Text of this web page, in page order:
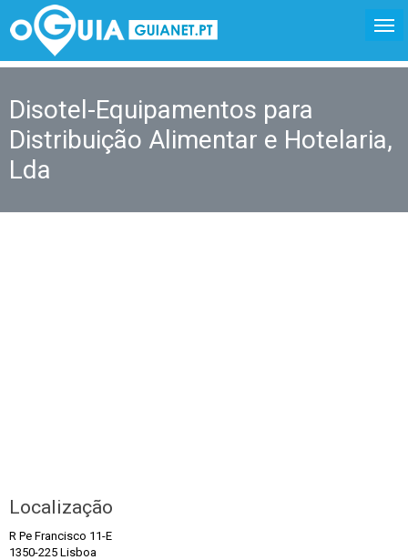
Disotel-Equipamentos para
Distribuição Alimentar e Hotelaria,
Lda
Localização
R Pe Francisco 11-E
1350-225 Lisboa